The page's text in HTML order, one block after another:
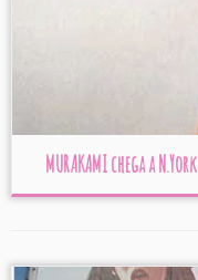
MURAKAMI chega a N.York